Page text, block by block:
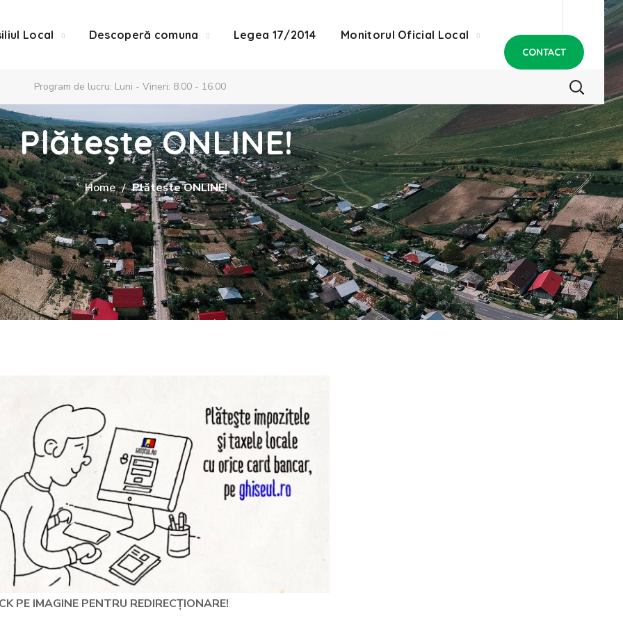
Local Descoperă comuna Legea 17/2014 Monitorul Oficial Local
CONTACT
Program de lucru: Luni - Vineri: 8.00 - 16.00
Plătește ONLINE!
Home Plătește ONLINE!
PE IMAGINE PENTRU REDIRECȚIONARE!